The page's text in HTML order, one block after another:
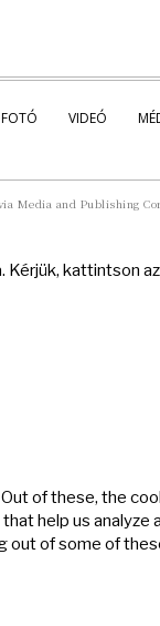
FOTÓ VIDEÓ
Media and Publishing
kattintson
of these, the
help us
of some of